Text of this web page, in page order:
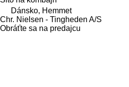
Dánsko, Hemmet
Chr. Nielsen - Tingheden A/S
Obráťte sa na predajcu